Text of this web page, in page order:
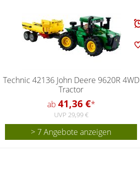
Technic 42136 John Deere 9620R 4WD
Tractor
ab 41,36 €*
UVP 29,99 €
> 7 Angebote anzeigen